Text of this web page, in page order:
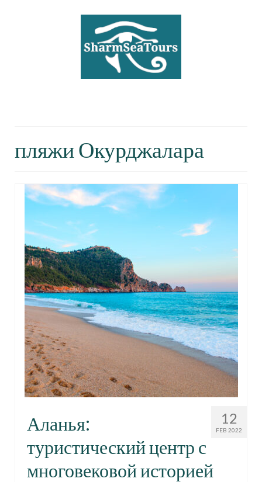
пляжи Окурджалара
12
FEB 2022
Аланья:
туристический центр с
многовековой историей